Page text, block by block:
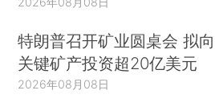
特朗普召开矿业圆桌会 拟向
关键矿产投资超20亿美元
2026年08月08日